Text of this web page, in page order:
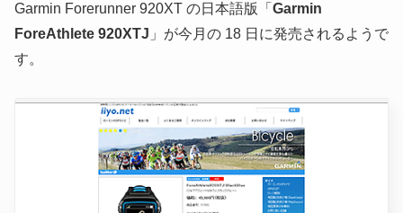
Garmin Forerunner 920XT の日本語版「 Garmin
ForeAthlete 920XTJ 」が今月の 18 日に発売されるようで
す。